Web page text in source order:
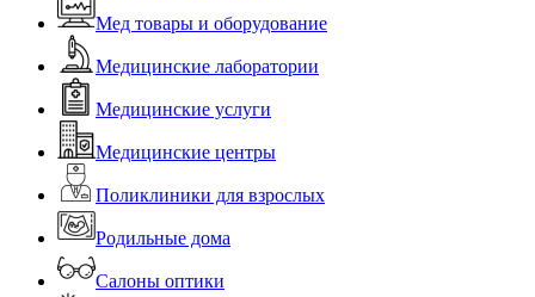
Мед товары и оборудование
Медицинские лаборатории
Медицинские услуги
Медицинские центры
Поликлиники для взрослых
Родильные дома
Салоны оптики